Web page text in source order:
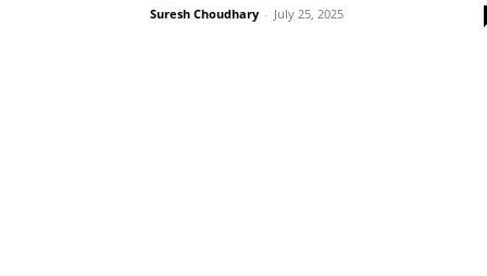
Suresh Choudhary - July 25, 2025